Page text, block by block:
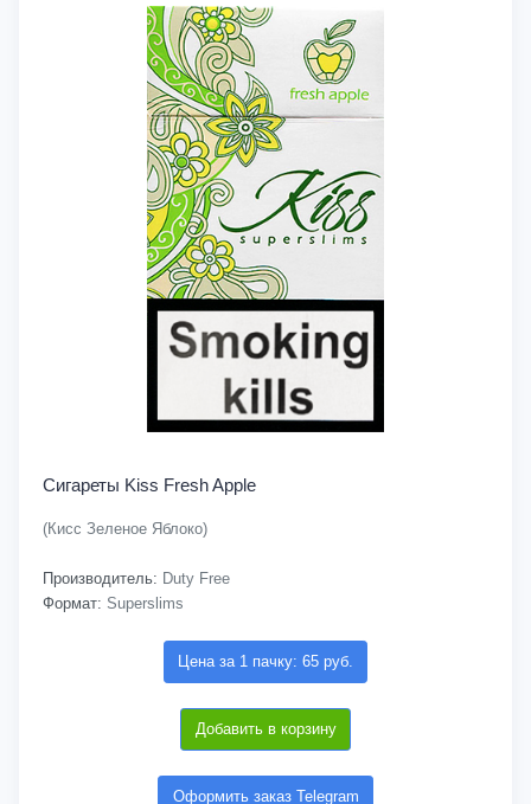
Сигареты Kiss Fresh Apple
(Кисс Зеленое Яблоко)
Производитель: Duty Free
Формат: Superslims
Цена за 1 пачку: 65 руб.
Добавить в корзину
Оформить заказ Telegram